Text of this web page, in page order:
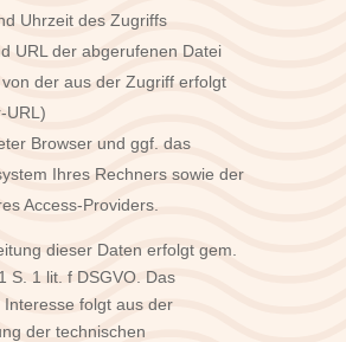
Uhrzeit des Zugriffs
URL der abgerufenen Datei
der aus der Zugriff erfolgt
URL)
Browser und ggf. das
Ihres Rechners sowie der
Access-Providers.
dieser Daten erfolgt gem.
S. 1 lit. f DSGVO. Das
Interesse folgt aus der
der technischen